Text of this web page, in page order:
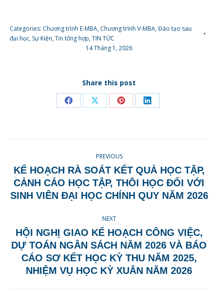
Categories: Chương trình E-MBA, Chương trình V-MBA,Đào tạo sau
đại học, Sự Kiện,Tin tổng hợp,TIN TỨC
14 Tháng 1, 2026
Share this post
Share
Facebook
Share
X
Share
Pinterest
Share
LinkedIn
NAVIGATION
PREVIOUS
Previous
post:
KẾ HOẠCH RÀ SOÁT KẾT QUẢ HỌC TẬP,
CẢNH CÁO HỌC TẬP, THÔI HỌC ĐỐI VỚI
SINH VIÊN ĐẠI HỌC CHÍNH QUY NĂM 2026
NEXT
Next
post:
HỘI NGHỊ GIAO KẾ HOẠCH CÔNG VIỆC,
DỰ TOÁN NGÂN SÁCH NĂM 2026 VÀ BÁO
CÁO SƠ KẾT HỌC KỲ THU NĂM 2025,
NHIỆM VỤ HỌC KỲ XUÂN NĂM 2026